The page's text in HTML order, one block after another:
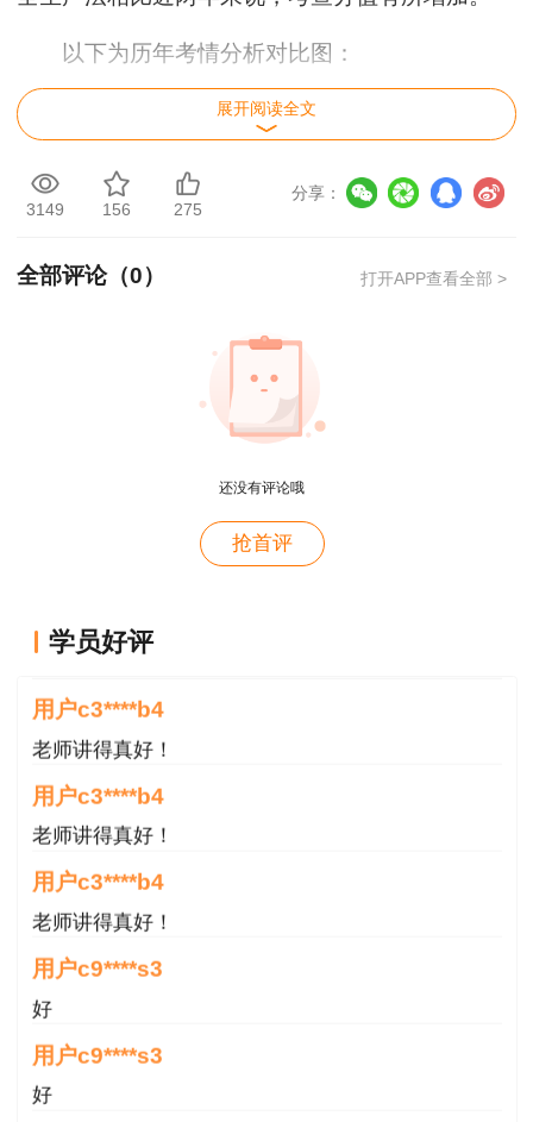
以下为历年考情分析对比图：
注：2023年考试题目统计数量：单选题67
据统计安全《法规》教材共计知识点73个，
网校授课知识点覆盖面达98%（排除历年未曾考过
章节）。23年安全《法规》试卷整体考点共计43
前模拟卷（6套）与考题考点契合率达85%左右。
2023安全《法规》考试考点1：生产经营单位
的安全生产保障
《安全生产法》第四十三条规定，生产经营单
位进行爆破、吊装、动火、临时用电以及国务院应
急管理部门会同国务院有关部门规定的其他危险作
作规程的遵守和安全措施的落实。
落实安全措施，确保遵守操作规程，根据《安全生
产法》，下列作业中，生产经营单位应当安排专门
展开阅读全文
3149 156 275
分享：
全部评论（0） 打开APP查看全部 >
还没有评论哦
抢首评
学员好评
用户c3****b4
用户c3****b4
用户c3****b4
用户c9****s3